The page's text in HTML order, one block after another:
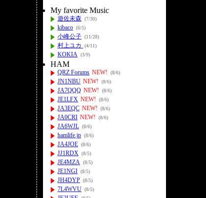
My favorite Music
遊佐未森 (7/30)
kibaco (6/5)
小峰公子 (11/28)
村上ユカ (4/11)
KOKIA (3/9)
HAM
QRZ Forums NEW! (8/6)
JN1NBU NEW! (8/6)
JA7QQQ NEW! (8/6)
JE1LFX NEW! (8/6)
JA3EQC NEW! (8/6)
JA0CRI NEW! (8/6)
JA6WJL (8/6)
hamlife.jp (8/6)
JA4JOE (8/6)
JJ1RDX (8/5)
JE4MZA (8/5)
JE1NGI (8/5)
JH4DYP (8/5)
7L4WVU (8/5)